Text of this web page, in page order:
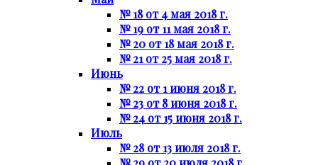
№ 18 от 4 мая 2018 г.
№ 19 от 11 мая 2018 г.
№ 20 от 18 мая 2018 г.
№ 21 от 25 мая 2018 г.
Июнь
№ 22 от 1 июня 2018 г.
№ 23 от 8 июня 2018 г.
№ 24 от 15 июня 2018 г.
Июль
№ 28 от 13 июля 2018 г.